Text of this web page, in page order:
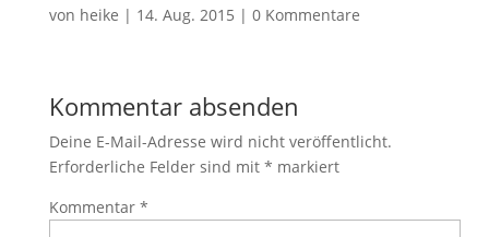
von heike | 14. Aug. 2015 | 0 Kommentare
Kommentar absenden
Deine E-Mail-Adresse wird nicht veröffentlicht.
Erforderliche Felder sind mit * markiert
Kommentar *